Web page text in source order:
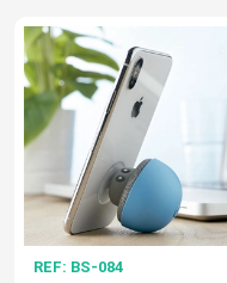
REF: BS-084